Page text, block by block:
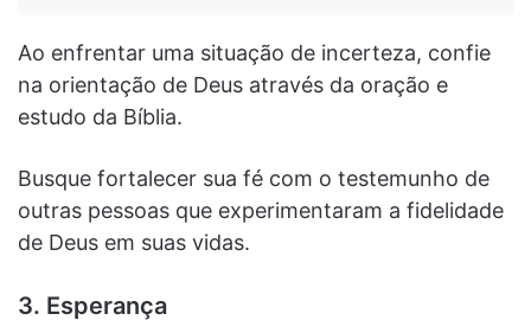
Ao enfrentar uma situação de incerteza, confie
na orientação de Deus através da oração e
estudo da Bíblia.
Busque fortalecer sua fé com o testemunho de
outras pessoas que experimentaram a fidelidade
de Deus em suas vidas.
3. Esperança